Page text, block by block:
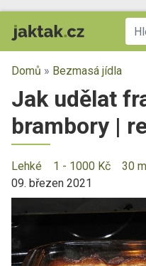
Domů » Bezmasá jídla
Jak udělat
brambory |
Lehké 1 - 1000 Kč
30
09. březen 2021